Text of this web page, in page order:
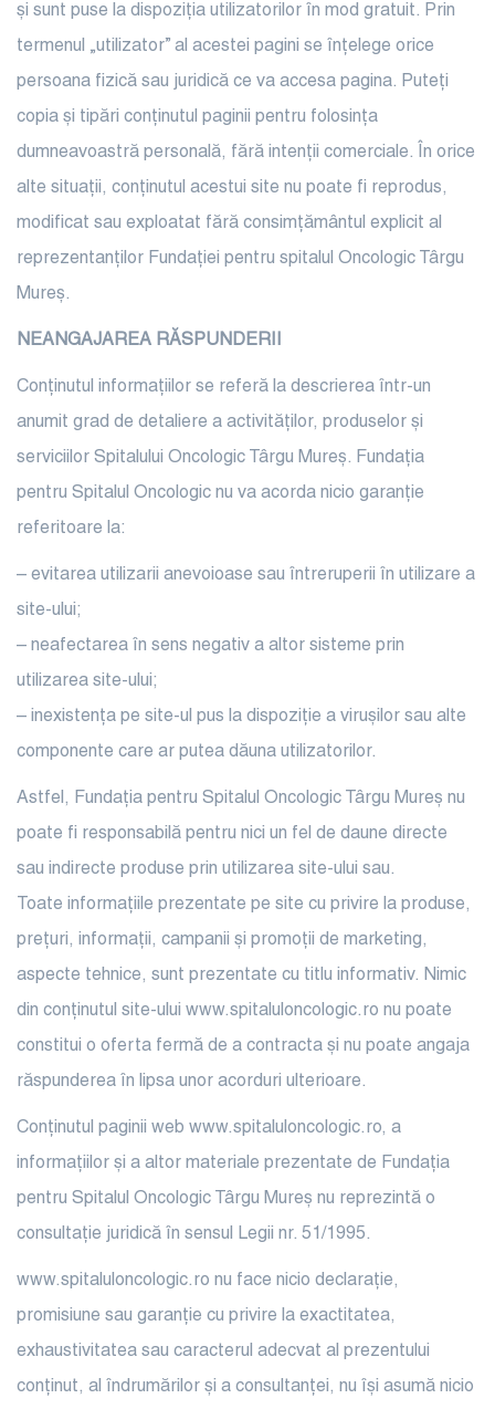
și sunt puse la dispoziția utilizatorilor în mod gratuit. Prin
termenul „utilizator” al acestei pagini se înțelege orice
persoana fizică sau juridică ce va accesa pagina. Puteți
copia și tipări conținutul paginii pentru folosința
dumneavoastră personală, fără intenții comerciale. În orice
alte situații, conținutul acestui site nu poate fi reprodus,
modificat sau exploatat fără consimțământul explicit al
reprezentanților Fundației pentru spitalul Oncologic Târgu
Mureș.
NEANGAJAREA RĂSPUNDERII
Conținutul informațiilor se referă la descrierea într-un
anumit grad de detaliere a activităților, produselor și
serviciilor Spitalului Oncologic Târgu Mureș. Fundația
pentru Spitalul Oncologic nu va acorda nicio garanție
referitoare la:
– evitarea utilizarii anevoioase sau întreruperii în utilizare a
site-ului;
– neafectarea în sens negativ a altor sisteme prin
utilizarea site-ului;
– inexistența pe site-ul pus la dispoziție a virușilor sau alte
componente care ar putea dăuna utilizatorilor.
Astfel, Fundația pentru Spitalul Oncologic Târgu Mureș nu
poate fi responsabilă pentru nici un fel de daune directe
sau indirecte produse prin utilizarea site-ului sau.
Toate informațiile prezentate pe site cu privire la produse,
prețuri, informații, campanii și promoții de marketing,
aspecte tehnice, sunt prezentate cu titlu informativ. Nimic
din conținutul site-ului www.spitaluloncologic.ro nu poate
constitui o oferta fermă de a contracta și nu poate angaja
răspunderea în lipsa unor acorduri ulterioare.
Conținutul paginii web www.spitaluloncologic.ro, a
informațiilor și a altor materiale prezentate de Fundația
pentru Spitalul Oncologic Târgu Mureș nu reprezintă o
consultație juridică în sensul Legii nr. 51/1995.
www.spitaluloncologic.ro nu face nicio declarație,
promisiune sau garanție cu privire la exactitatea,
exhaustivitatea sau caracterul adecvat al prezentului
conținut, al îndrumărilor și a consultanței, nu își asumă nicio